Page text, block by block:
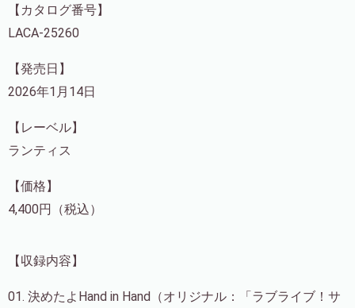
【カタログ番号】
LACA-25260
【発売日】
2026年1月14日
【レーベル】
ランティス
【価格】
4,400円（税込）
【収録内容】
01. 決めたよHand in Hand（オリジナル：「ラブライブ！サ